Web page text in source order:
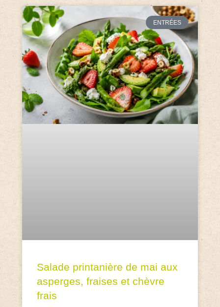
ENTRÉES
Salade printanière de mai aux
asperges, fraises et chèvre
frais